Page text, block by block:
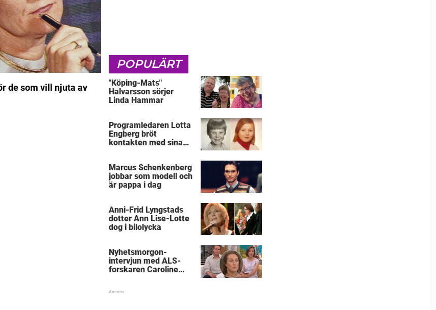
de som vill njuta av
POPULÄRT
"Köping-Mats"
Halvarsson sörjer
Linda Hammar
Programledaren Lotta
Engberg bröt
kontakten med sina
Marcus Schenkenberg
jobbar som modell och
är pappa i dag
Anni-Frid Lyngstads
dotter Ann Lise-Lotte
dog i bilolycka
Nyhetsmorgon-
intervjun med ALS-
forskaren Caroline